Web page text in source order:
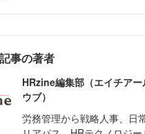
事の著者
HRzine編集部（エイチアー
ウブ）
労務管理から戦略人事、日